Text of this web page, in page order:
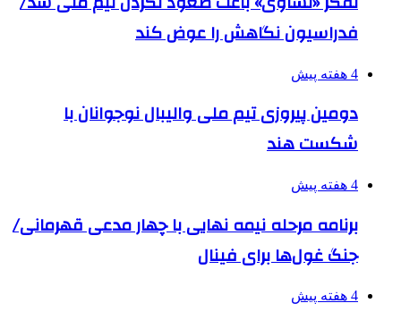
فدراسیون نگاهش را عوض کند
4 هفته پیش
دومین پیروزی تیم ملی والیبال نوجوانان با
شکست هند
4 هفته پیش
برنامه مرحله نیمه نهایی با چهار مدعی قهرمانی/
جنگ غول‌ها برای فینال
4 هفته پیش